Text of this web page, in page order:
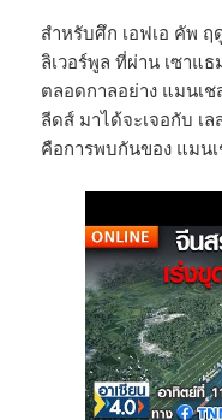
สำหรับศึก เอฟเอ คัพ
ลิเวอร์พูล ที่ผ่าน เซาแ
ตลอดกาลอย่าง แมนเ
ลีดส์ มาได้จะเจอกับ เ
คือการพบกันของ แมน